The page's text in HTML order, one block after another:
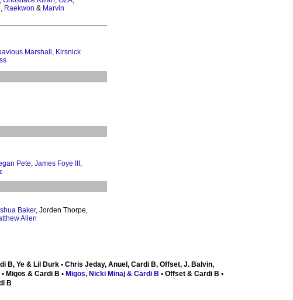
, Raekwon & Marvin
Marshall , Kirsnick
Pete, James Foye III ,
Baker, Jorden Thorpe,
Allen
B, Ye & Lil Durk • Chris Jeday, Anuel, Cardi B, Offset, J. Balvin,
• Migos & Cardi B • Migos, Nicki Minaj & Cardi B • Offset & Cardi B •
B